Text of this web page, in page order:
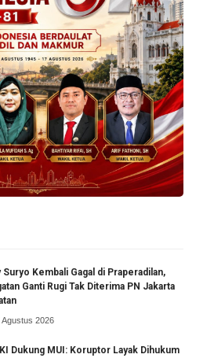
Suryo Kembali Gagal di Praperadilan,
Ganti Rugi Tak Diterima PN Jakarta
Agustus 2026
Dukung MUI: Koruptor Layak Dihukum